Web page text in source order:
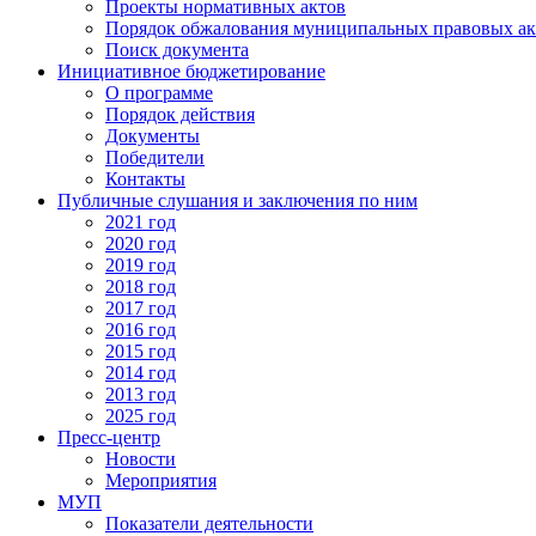
Проекты нормативных актов
Порядок обжалования муниципальных правовых
Поиск документа
Инициативное бюджетирование
О программе
Порядок действия
Документы
Победители
Контакты
Публичные слушания и заключения по ним
2021 год
2020 год
2019 год
2018 год
2017 год
2016 год
2015 год
2014 год
2013 год
2025 год
Пресс-центр
Новости
Мероприятия
МУП
Показатели деятельности